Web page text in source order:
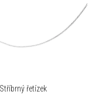
Stříbrný řetízek